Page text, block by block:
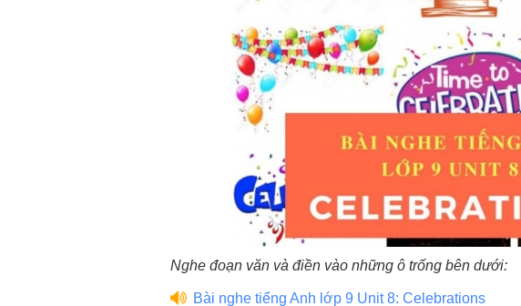
Nghe đoạn văn và điền vào những ô trống bên dưới:
Bài nghe tiếng Anh lớp 9 Unit 8: Celebrations